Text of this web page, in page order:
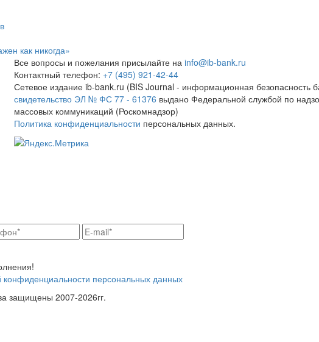
как никогда»
Все вопросы и пожелания присылайте на info@ib-bank.ru
Контактный телефон: +7 (495) 921-42-44
Сетевое издание ib-bank.ru (BIS Journal - информационная безопасность
свидетельство ЭЛ № ФС 77 - 61376 выдано Федеральной службой по
массовых коммуникаций (Роскомнадзор)
Политика конфиденциальности персональных данных.
конфиденциальности персональных данных
защищены 2007-2026гг.